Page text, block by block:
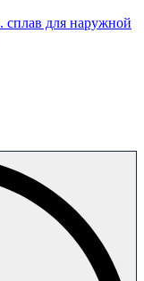
сплав для наружной